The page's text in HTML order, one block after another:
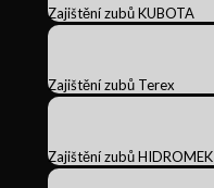
Zajištění zubů KUBOTA
Zajištění zubů Terex
Zajištění zubů HIDROMEK